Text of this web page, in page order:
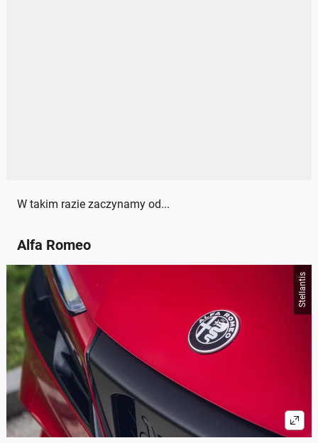
W takim razie zaczynamy od...
Alfa Romeo
Stellantis